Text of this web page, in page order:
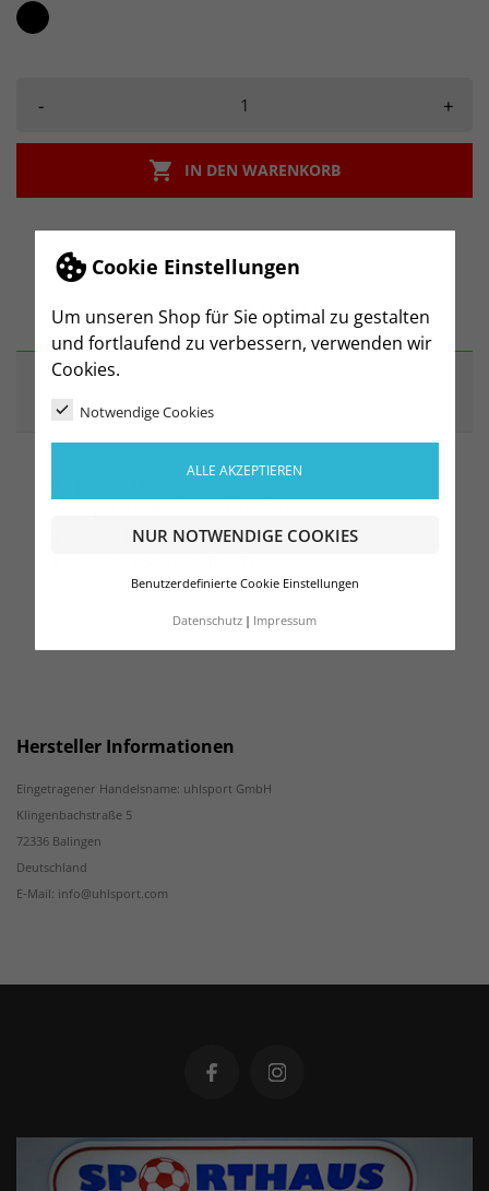
Cookie Einstellungen
Um unseren Shop für Sie optimal zu gestalten
und fortlaufend zu verbessern, verwenden wir
Cookies.
Notwendige Cookies
ALLE AKZEPTIEREN
NUR NOTWENDIGE COOKIES
Benutzerdefinierte Cookie Einstellungen
Datenschutz Impressum
schwarz_schwarz
- +
 IN DEN WARENKORB
BESCHREIBUNG
100% Polyester
Hersteller Informationen
Eingetragener Handelsname: uhlsport GmbH
Klingenbachstraße 5
72336 Balingen
Deutschland
E-Mail: info@uhlsport.com